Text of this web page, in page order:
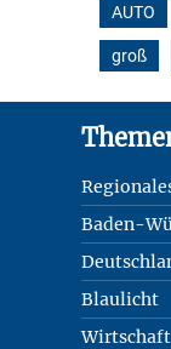
AUTO
groß
Baden-
Blaulicht
Wirtschaft